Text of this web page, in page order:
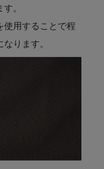
。
使用することで程
ります。